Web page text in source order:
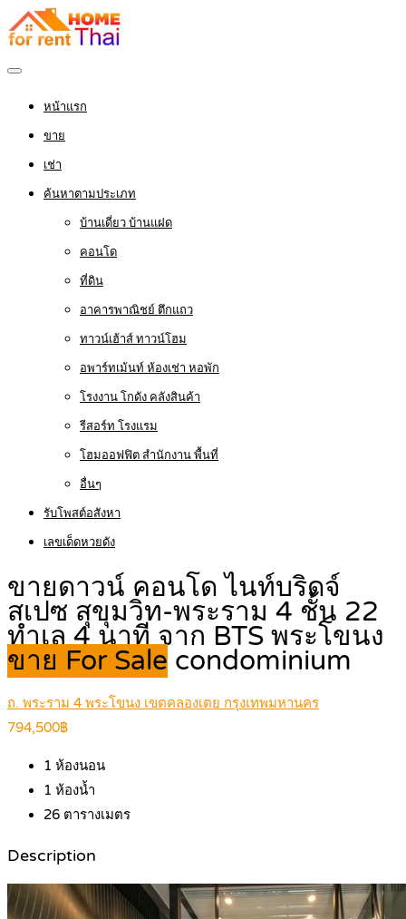
หน้าแรก
ขาย
เช่า
ค้นหาตามประเภท
บ้านเดี่ยว บ้านแฝด
คอนโด
ที่ดิน
อาคารพาณิชย์ ตึกแถว
ทาวน์เฮ้าส์ ทาวน์โฮม
อพาร์ทเม้นท์ ห้องเช่า หอพัก
โรงงาน โกดัง คลังสินค้า
รีสอร์ท โรงแรม
โฮมออฟฟิต สำนักงาน พื้นที่
อื่นๆ
รับโพสต์อสังหา
เลขเด็ดหวยดัง
ขายดาวน์ คอนโด ไนท์บริดจ์
สเปซ สุขุมวิท-พระราม 4 ชั้น 22
ทำเล 4 นาที จาก BTS พระโขนง
ขาย For Sale condominium
ถ. พระราม 4 พระโขนง เขตคลองเตย กรุงเทพมหานคร
794,500฿
1 ห้องนอน
1 ห้องน้ำ
26 ตารางเมตร
Description